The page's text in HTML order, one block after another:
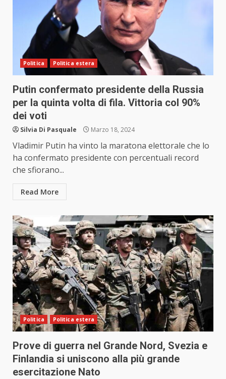
Politica Politica estera
Putin confermato presidente della Russia
per la quinta volta di fila. Vittoria col 90%
dei voti
Silvia Di Pasquale Marzo 18, 2024
Vladimir Putin ha vinto la maratona elettorale che lo
ha confermato presidente con percentuali record
che sfiorano...
Read More
Politica Politica estera
Prove di guerra nel Grande Nord, Svezia e
Finlandia si uniscono alla più grande
esercitazione Nato